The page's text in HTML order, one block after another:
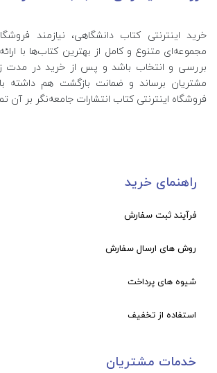
خرید اینترنتی کتاب‌ دانشگاهی، نیازمند
مجموعه‌ای متنوع و کامل از بهترین کتاب‌ها با
بررسی و انتخاب باشد و پس از خرید در مدت
مشتریان برساند و ضمانت بازگشت هم داشته
فروشگاه اینترنتی کتاب انتشارات جامعه‌نگر بر آن
راهنمای خرید
فرآیند ثبت سفارش
روش های ارسال سفارش
شیوه های پرداخت
استفاده از تخفیف
خدمات مشتریان